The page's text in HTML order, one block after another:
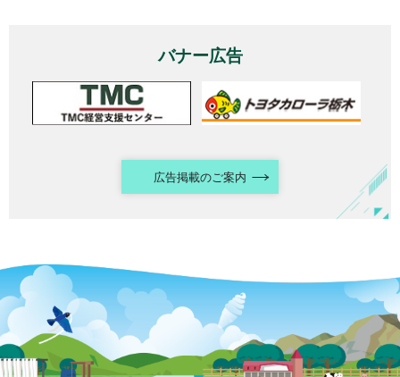
バナー広告
広告掲載のご案内